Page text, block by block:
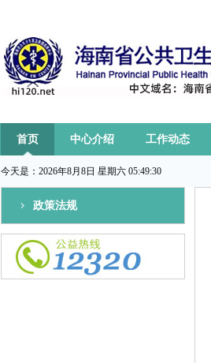
首页 中心介绍 工作动态
今天是： 2026年8月8日 星期六 05:49:30
政策法规